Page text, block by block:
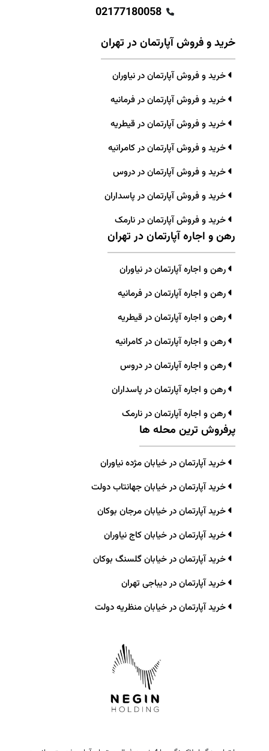
02177180058
خرید و فروش آپارتمان در تهران
خرید و فروش آپارتمان در نیاوران
خرید و فروش آپارتمان در فرمانیه
خرید و فروش آپارتمان در قیطریه
خرید و فروش آپارتمان در کامرانیه
خرید و فروش آپارتمان در دروس
خرید و فروش آپارتمان در پاسداران
خرید و فروش آپارتمان در نارمک
رهن و اجاره آپارتمان در تهران
رهن و اجاره آپارتمان در نیاوران
رهن و اجاره آپارتمان در فرمانیه
رهن و اجاره آپارتمان در قیطریه
رهن و اجاره آپارتمان در کامرانیه
رهن و اجاره آپارتمان در دروس
رهن و اجاره آپارتمان در پاسداران
رهن و اجاره آپارتمان در نارمک
پرفروش ترین محله ها
خرید آپارتمان در خیابان مژده نیاوران
خرید آپارتمان در خیابان جهانتاب دولت
خرید آپارتمان در خیابان مرجان بوکان
خرید آپارتمان در خیابان کاج نیاوران
خرید آپارتمان در خیابان گلسنگ بوکان
خرید آپارتمان در دیباجی تهران
خرید آپارتمان در خیابان منظریه دولت